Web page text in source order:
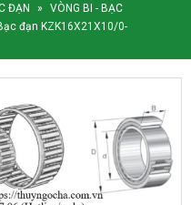
ĐẠN »
VÒNG BI - BẠC
đạn KZK16X21X10/0-